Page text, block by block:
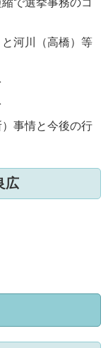
河川（高橋）等
事情と今後の行
広